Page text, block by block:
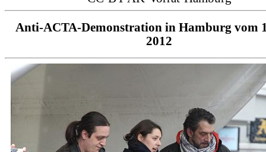
Anti-ACTA-Demonstration in Hamburg vom
2012